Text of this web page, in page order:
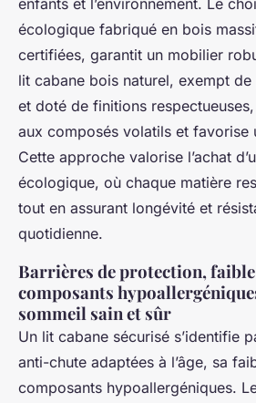
enfants et l’environnement. Le
écologique fabriqué en bois
certifiées, garantit un mobilier
lit cabane bois naturel, exempt
et doté de finitions
aux composés volatils et favorise
Cette approche valorise l’achat
écologique, où chaque matière
tout en assurant longévité et
quotidienne.
Barrières de protection,
composants
sommeil sain et sûr
Un lit cabane sécurisé s’identifie
anti-chute adaptées à l’âge, sa
composants hypoallergéniques.